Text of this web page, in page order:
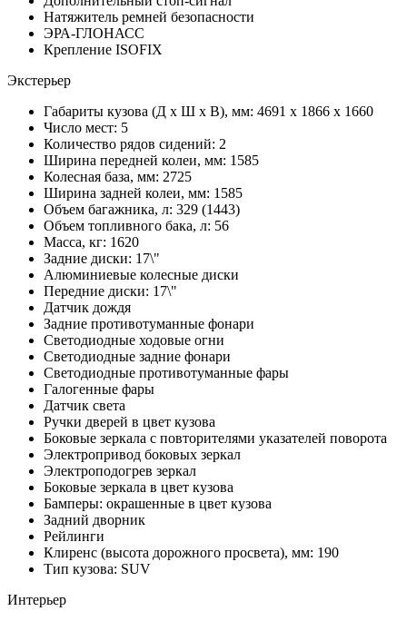
Натяжитель ремней безопасности
ЭРА-ГЛОНАСС
Крепление ISOFIX
Экстерьер
Габариты кузова (Д x Ш x В), мм: 4691 x 1866 x 1660
Число мест: 5
Количество рядов сидений: 2
Ширина передней колеи, мм: 1585
Колесная база, мм: 2725
Ширина задней колеи, мм: 1585
Объем багажника, л: 329 (1443)
Объем топливного бака, л: 56
Масса, кг: 1620
Задние диски: 17\"
Алюминиевые колесные диски
Передние диски: 17\"
Датчик дождя
Задние противотуманные фонари
Светодиодные ходовые огни
Cветодиодные задние фонари
Светодиодные противотуманные фары
Галогенные фары
Датчик света
Ручки дверей в цвет кузова
Боковые зеркала с повторителями указателей поворота
Электропривод боковых зеркал
Электроподогрев зеркал
Боковые зеркала в цвет кузова
Бамперы: окрашенные в цвет кузова
Задний дворник
Рейлинги
Клиренс (высота дорожного просвета), мм: 190
Тип кузова: SUV
Интерьер